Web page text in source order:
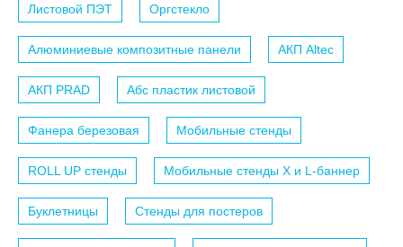
Листовой ПЭТ Оргстекло
Алюминиевые композитные панели АКП Altec
АКП PRAD Абс пластик листовой
Фанера березовая Мобильные стенды
ROLL UP стенды Мобильные стенды X и L-баннер
Буклетницы Стенды для постеров